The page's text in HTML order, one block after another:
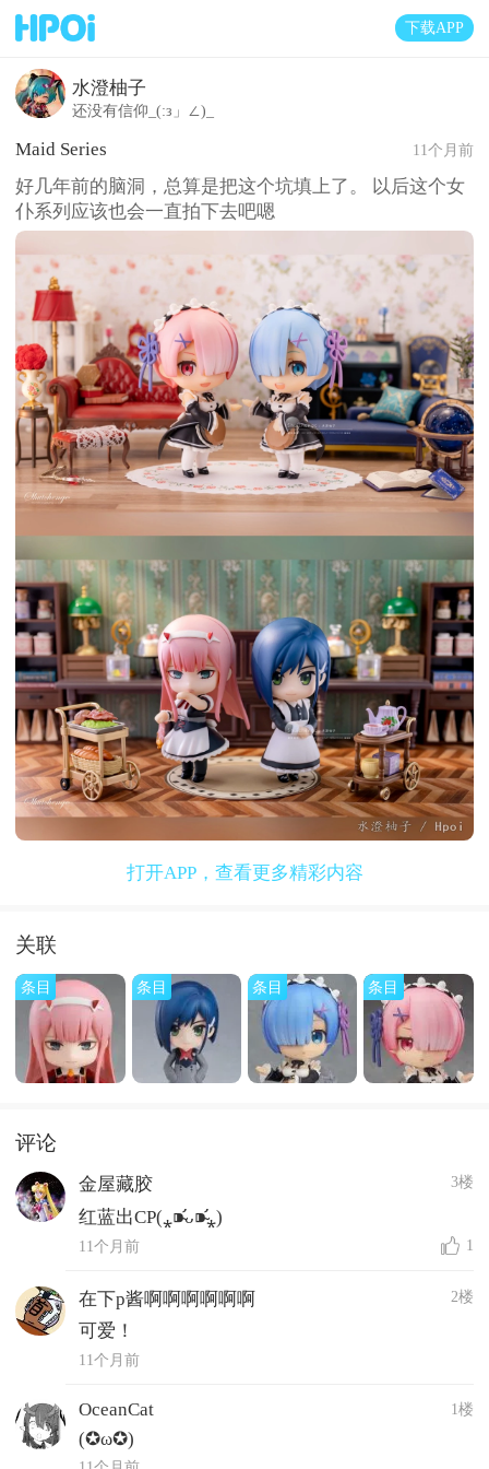
下载APP
水澄柚子
还没有信仰_(:з」∠)_
Maid Series 11个月前
好几年前的脑洞，总算是把这个坑填上了。 以后这个女
仆系列应该也会一直拍下去吧嗯
打开APP，查看更多精彩内容
关联
条目 条目 条目 条目
评论
金屋藏胶 3楼
红蓝出CP(⁎⁍̴̛ᴗ⁍̴̛⁎)
11个月前 1
在下p酱啊啊啊啊啊啊 2楼
可爱！
11个月前
OceanCat 1楼
(✪ω✪)